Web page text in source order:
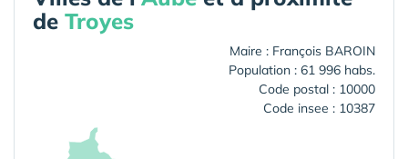
de Troyes
Maire : François BAROIN
Population : 61 996 habs.
Code postal : 10000
Code insee : 10387